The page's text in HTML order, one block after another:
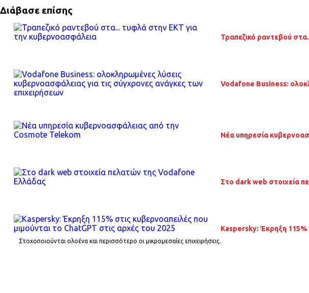
Διάβασε επίσης
Τραπεζικό ραντεβού
Vodafone Business:
Νέα υπηρεσία
Στο dark web στοιχεία
Kaspersky: Έκρηξη 115%
Στοχοποιούνται ολοένα και περισσότερο οι μικρομεσαίες επιχειρήσεις.